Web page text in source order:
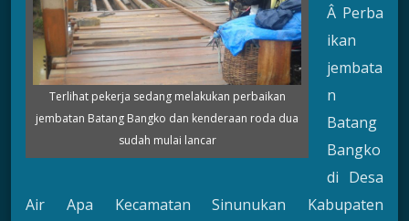
Terlihat pekerja sedang melakukan perbaikan
jembatan Batang Bangko dan kenderaan roda dua
sudah mulai lancar
Â Perba
ikan
jembata
n
Batang
Bangko
di Desa
Air Apa Kecamatan Sinunukan Kabupaten